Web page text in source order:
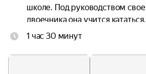
школе. Под руководством
двоечника она учится
что ставит под угрозу свою
1 час 30 минут